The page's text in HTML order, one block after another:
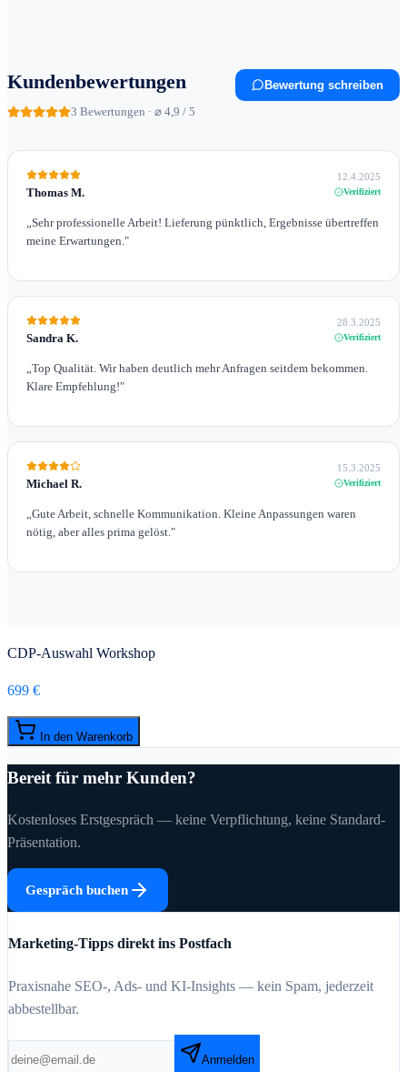
Kundenbewertungen
3 Bewertungen · ⌀ 4,9 / 5
Bewertung schreiben
Thomas M.
12.4.2025
Verifiziert
Sehr professionelle Arbeit! Lieferung pünktlich, Ergebnisse übertreffen
meine Erwartungen. "
Sandra K.
28.3.2025
Verifiziert
Top Qualität. Wir haben deutlich mehr Anfragen seitdem bekommen.
Klare Empfehlung!"
Michael R.
15.3.2025
Verifiziert
Gute Arbeit, schnelle Kommunikation. Kleine Anpassungen waren
nötig, aber alles prima gelöst. "
CDP-Auswahl Workshop
699 €
In den Warenkorb
Bereit für mehr Kunden?
Kostenloses Erstgespräch — keine Verpflichtung, keine Standard-
Präsentation.
Gespräch buchen
Marketing-Tipps direkt ins Postfach
Praxisnahe SEO-, Ads- und KI-Insights — kein Spam, jederzeit
abbestellbar.
Anmelden